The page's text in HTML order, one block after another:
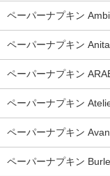
ペーパーナプキン
ペーパーナプキン
ペーパーナプキン
ペーパーナプキン
ペーパーナプキン
ペーパーナプキン